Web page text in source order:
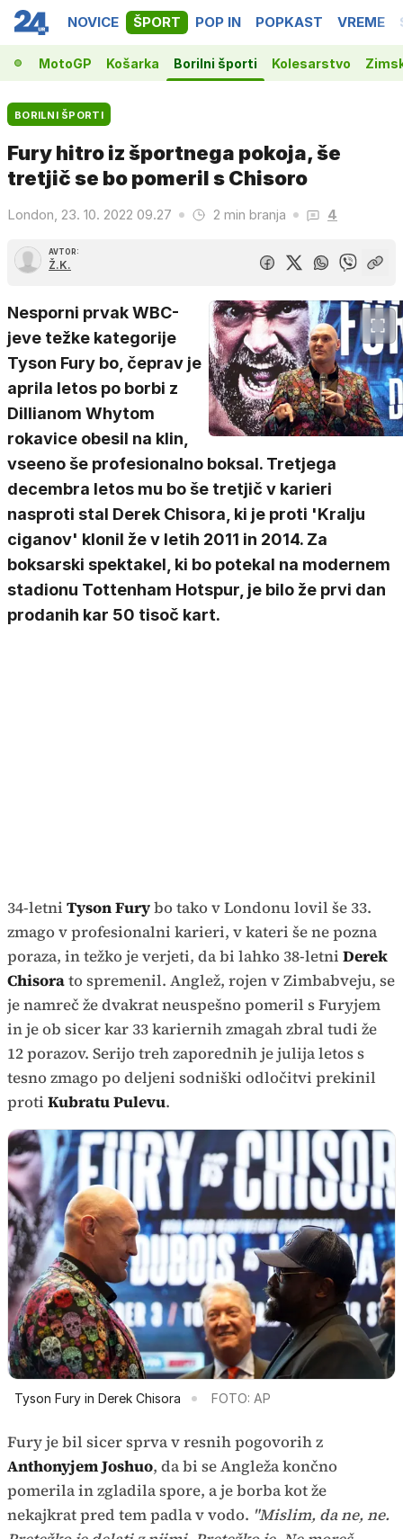
NOVICE ŠPORT POP IN POPKAST VREME
1 MotoGP Košarka Borilni športi Kolesarstvo
BORILNI ŠPORTI
Fury hitro iz športnega pokoja, še
tretjič se bo pomeril s Chisoro
London, 23. 10. 2022 09.27 2 min branja 4
AVTOR:
Ž.K.
Nesporni prvak WBC-
jeve težke kategorije
Tyson Fury bo, čeprav je
aprila letos po borbi z
Dillianom Whytom
rokavice obesil na klin,
vseeno še profesionalno boksal. Tretjega
decembra letos mu bo še tretjič v karieri
nasproti stal Derek Chisora, ki je proti 'Kralju
ciganov' klonil že v letih 2011 in 2014. Za
boksarski spektakel, ki bo potekal na modernem
stadionu Tottenham Hotspur, je bilo že prvi dan
prodanih kar 50 tisoč kart.
34-letni Tyson Furybo tako v Londonu lovil še 33.
zmago v profesionalni karieri, v kateri še ne pozna
poraza, in težko je verjeti, da bi lahko 38-letni Derek
Chisorato spremenil. Anglež, rojen v Zimbabveju, se
je namreč že dvakrat neuspešno pomeril s Furyjem
in je ob sicer kar 33 kariernih zmagah zbral tudi že
12 porazov. Serijo treh zaporednih je julija letos s
tesno zmago po deljeni sodniški odločitvi prekinil
proti Kubratu Pulevu.
Tyson Fury in Derek Chisora FOTO: AP
Fury je bil sicer sprva v resnih pogovorih z
Anthonyjem Joshuo, da bi se Angleža končno
pomerila in zgladila spore, a je borba kot že
nekajkrat pred tem padla v vodo. "Mislim, da ne, ne.